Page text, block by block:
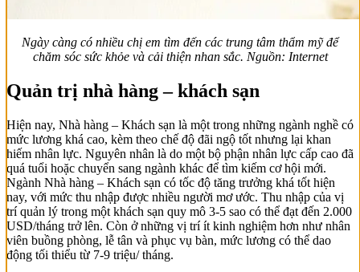
Ngày càng có nhiều chị em tìm đến các trung tâm thẩm mỹ để
chăm sóc sức khỏe và cải thiện nhan sắc. Nguồn: Internet
Quản trị nhà hàng – khách sạn
Hiện nay, Nhà hàng – Khách sạn là một trong những ngành nghề có
mức lương khá cao, kèm theo chế độ đãi ngộ tốt nhưng lại khan
hiếm nhân lực. Nguyên nhân là do một bộ phận nhân lực cấp cao đã
quá tuổi hoặc chuyển sang ngành khác để tìm kiếm cơ hội mới.
Ngành Nhà hàng – Khách sạn có tốc độ tăng trưởng khá tốt hiện
nay, với mức thu nhập được nhiều người mơ ước. Thu nhập của vị
trí quản lý trong một khách sạn quy mô 3-5 sao có thể đạt đến 2.000
USD/tháng trở lên. Còn ở những vị trí ít kinh nghiệm hơn như nhân
viên buồng phòng, lễ tân và phục vụ bàn, mức lương có thể dao
động tối thiểu từ 7-9 triệu/ tháng.